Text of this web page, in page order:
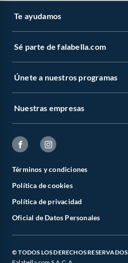
Te ayudamos
Sé parte de falabella.com
Únete a nuestros programas
Nuestras empresas
Términos y condiciones
Política de cookies
Política de privacidad
Oficial de Datos Personales
© TODOS LOS DERECHOS RESERVADOS